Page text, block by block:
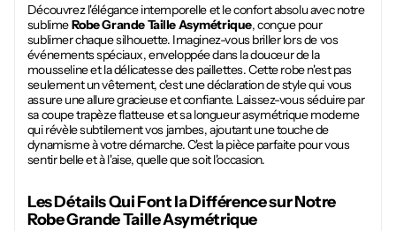
Découvrez l'élégance intemporelle et le confort absolu avec notre
sublimeRobe Grande Taille Asymétrique, conçue pour
sublimer chaque silhouette. Imaginez-vous briller lors de vos
événements spéciaux, enveloppée dans la douceur de la
mousseline et la délicatesse des paillettes. Cette robe n'est pas
seulement un vêtement, c'est une déclaration de style qui vous
assure une allure gracieuse et confiante. Laissez-vous séduire par
sa coupe trapèze flatteuse et sa longueur asymétrique moderne
qui révèle subtilement vos jambes, ajoutant une touche de
dynamisme à votre démarche. C'est la pièce parfaite pour vous
sentir belle et à l'aise, quelle que soit l'occasion.
Les Détails Qui Font la Différence sur Notre
Robe Grande Taille Asymétrique